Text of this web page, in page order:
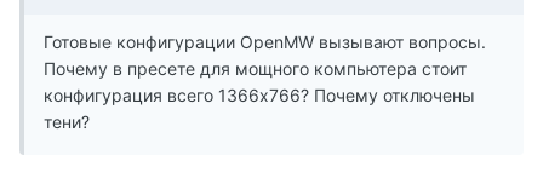
Готовые конфигурации OpenMW вызывают вопросы.
Почему в пресете для мощного компьютера стоит
конфигурация всего 1366x766? Почему отключены
тени?